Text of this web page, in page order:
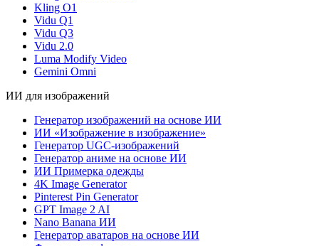
Kling O1
Vidu Q1
Vidu Q3
Vidu 2.0
Luma Modify Video
Gemini Omni
ИИ для изображений
Генератор изображений на основе ИИ
ИИ «Изображение в изображение»
Генератор UGC-изображений
Генератор аниме на основе ИИ
ИИ Примерка одежды
4K Image Generator
Pinterest Pin Generator
GPT Image 2 AI
Nano Banana ИИ
Генератор аватаров на основе ИИ